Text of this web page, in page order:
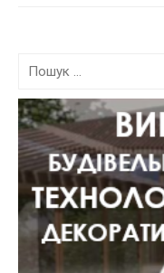
ш
у
к
: